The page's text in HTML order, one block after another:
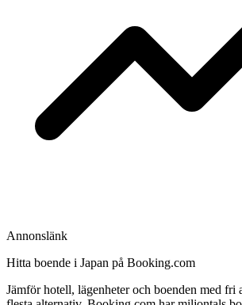
Annonslänk
Hitta boende i Japan på Booking.com
Jämför hotell, lägenheter och boenden med fri